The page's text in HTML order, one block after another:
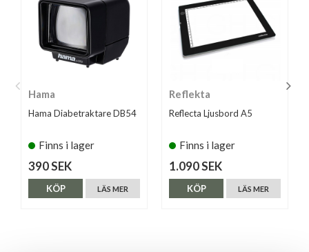
Hama
Hama Diabetraktare DB54
Finns i lager
390 SEK
LÄS MER
KÖP
Reflekta
Reflecta Ljusbord A5
Finns i lager
1.090 SEK
LÄS MER
KÖP